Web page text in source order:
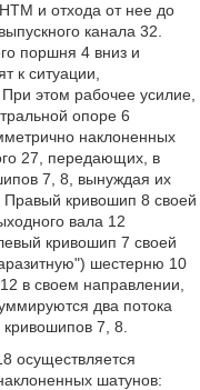
и отхода от нее до
канала 32.
поршня 4 вниз и
к ситуации,
этом рабочее усилие,
опоре 6
наклоненных
27, передающих, в
7, 8, вынуждая их
Правый кривошип 8 своей
вала 12
кривошип 7 своей
шестерню 10
в своем направлении,
два потока
7, 8.
осуществляется
шатунов: